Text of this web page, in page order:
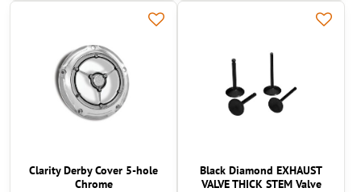
Clarity Derby Cover 5-hole
Chrome
Black Diamond EXHAUST
VALVE THICK STEM Valve